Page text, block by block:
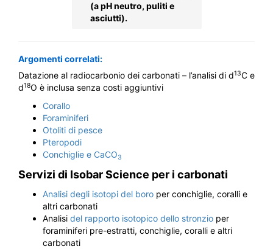
(a pH neutro, puliti e
asciutti).
Argomenti correlati:
Datazione al radiocarbonio dei carbonati – l’analisi di d13C e
d18O è inclusa senza costi aggiuntivi
Corallo
Foraminiferi
Otoliti di pesce
Pteropodi
Conchiglie e CaCO3
Servizi di Isobar Science per i carbonati
Analisi degli isotopi del boro per conchiglie, coralli e
altri carbonati
Analisi del rapporto isotopico dello stronzio per
foraminiferi pre-estratti, conchiglie, coralli e altri
carbonati